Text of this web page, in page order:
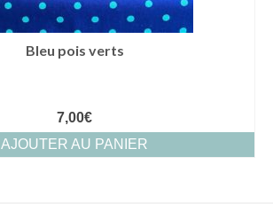
Bleu pois verts
7,00€
AJOUTER AU PANIER